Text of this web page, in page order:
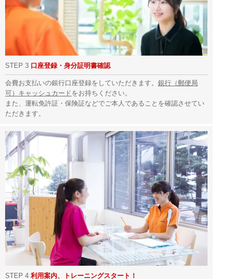
STEP 3 口座登録・身分証明書確認
会費お支払いの銀行口座登録をしていただきます。 銀行（郵便局
可）キャッシュカード をお持ちください。
また、運転免許証・保険証などでご本人であることを確認させてい
ただきます。
STEP 4 利用案内、トレーニングスタート！